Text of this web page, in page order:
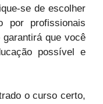
se de escolher
por profissionais
que você
possível e
o curso certo,